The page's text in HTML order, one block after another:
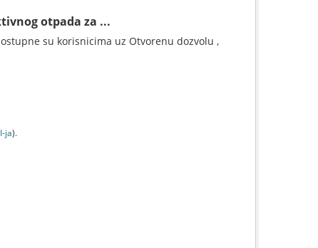
otpada za ...
su korisnicima uz Otvorenu dozvolu ,
jа).